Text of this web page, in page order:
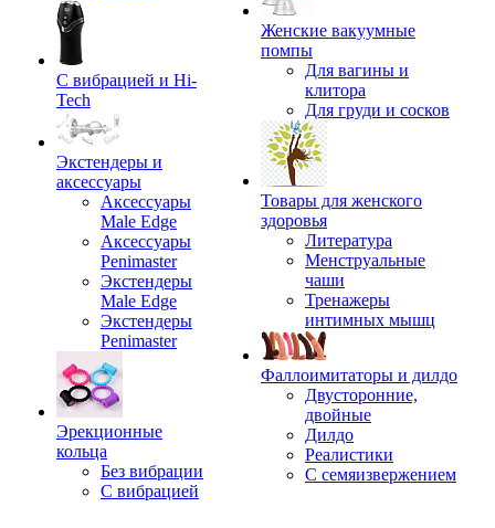
С вибрацией и Hi-
Tech
Экстендеры и
аксессуары
Аксессуары
Male Edge
Аксессуары
Penimaster
Экстендеры
Male Edge
Экстендеры
Penimaster
Эрекционные
кольца
Без вибрации
С вибрацией
Женские вакуумные
помпы
Для вагины и
клитора
Для груди и сосков
Товары для женского
здоровья
Литература
Менструальные
чаши
Тренажеры
интимных мышц
Фаллоимитаторы и дилдо
Двусторонние,
двойные
Дилдо
Реалистики
С семяизвержением